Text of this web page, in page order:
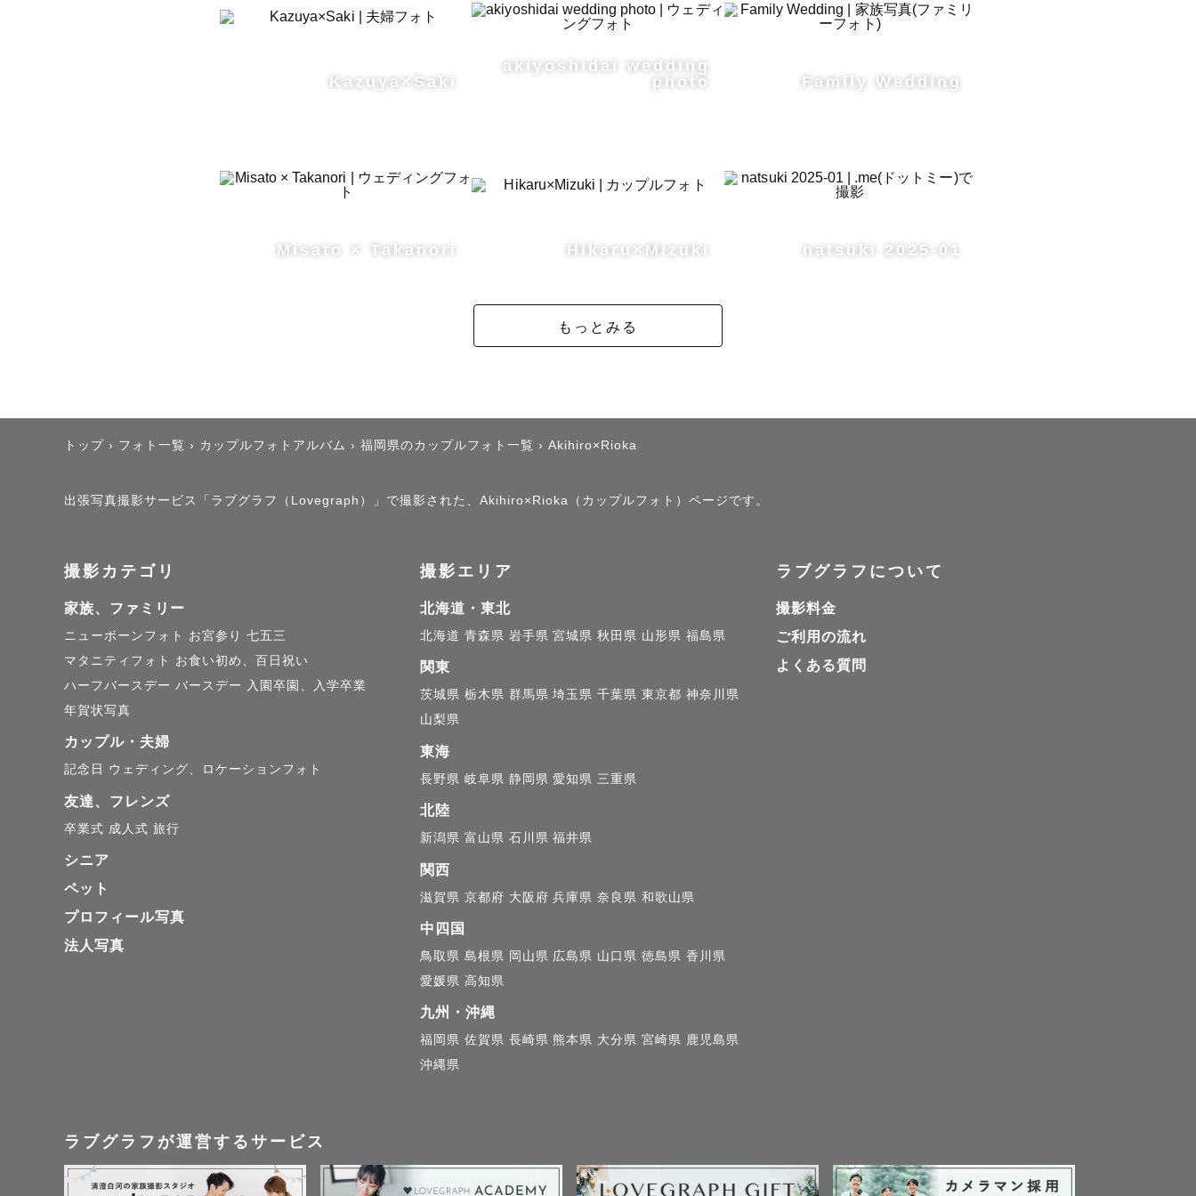
Kazuya×Saki
akiyoshidai wedding
photo
Family Wedding
Misato × Takanori Hikaru×Mizuki natsuki 2025-01
もっとみる
トップ › フォト一覧 › カップルフォトアルバム › 福岡県のカップルフォト一覧 › Akihiro×Rioka
出張写真撮影サービス「ラブグラフ（Lovegraph）」で撮影された、Akihiro×Rioka（カップルフォト）ページです。
撮影カテゴリ
家族、ファミリー
ニューボーンフォト お宮参り 七五三
マタニティフォト
お食い初め、百日祝い
ハーフバースデー バースデー
入園卒園、入学卒業
年賀状写真
カップル・夫婦
記念日 ウェディング、ロケーションフォト
友達、フレンズ
卒業式 成人式 旅行
シニア
ペット
プロフィール写真
法人写真
撮影エリア
北海道・東北
北海道 青森県 岩手県 宮城県 秋田県 山形県 福島県
関東
茨城県 栃木県 群馬県 埼玉県 千葉県 東京都 神奈川県
山梨県
東海
長野県 岐阜県 静岡県 愛知県 三重県
北陸
新潟県 富山県 石川県 福井県
関西
滋賀県 京都府 大阪府 兵庫県 奈良県 和歌山県
中四国
鳥取県 島根県 岡山県 広島県 山口県 徳島県 香川県
愛媛県 高知県
九州・沖縄
福岡県 佐賀県 長崎県 熊本県 大分県 宮崎県 鹿児島県
沖縄県
ラブグラフについて
撮影料金
ご利用の流れ
よくある質問
ラブグラフが運営するサービス